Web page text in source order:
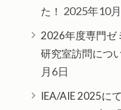
た！ 2025年10
2026年度専門ゼ
研究室訪問につ
月6日
IEA/AIE 2025に